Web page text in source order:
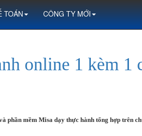
TOÁN CÔNG TY MỚI
online 1 kèm 1
phần mềm Misa dạy thực hành tổng hợp trên